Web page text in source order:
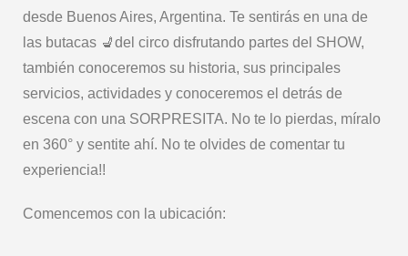
desde Buenos Aires, Argentina. Te sentirás en una de
las butacas 💺del circo disfrutando partes del SHOW,
también conoceremos su historia, sus principales
servicios, actividades y conoceremos el detrás de
escena con una SORPRESITA. No te lo pierdas, míralo
en 360° y sentite ahí. No te olvides de comentar tu
experiencia!!
Comencemos con la ubicación: